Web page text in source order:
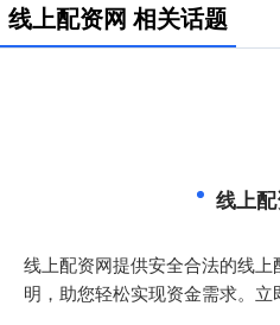
线上配资网 相关话题
线上
线上配资网提供安全合法的线
明，助您轻松实现资金需求。立